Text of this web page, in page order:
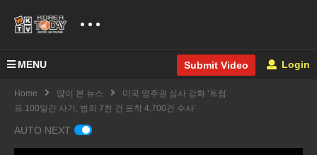
MENU Submit Video Login
Home 많이 본 뉴스
미국 영주권 심사 강화 ‘트럼
프 100일간 사기, 범죄 7천 건 포착 4,700건 수사’
AUTO NEXT